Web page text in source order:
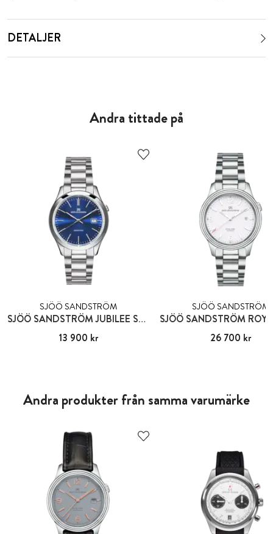
DETALJER
Andra tittade på
SJÖÖ SANDSTRÖM
SJÖÖ SANDSTRÖM JUBILEE STEEL GENT
Pris: 13 900 kr
13 900 kr
SJÖÖ SANDSTRÖM
Pris:26 700 kr
26 700 kr
Andra produkter från samma varumärke